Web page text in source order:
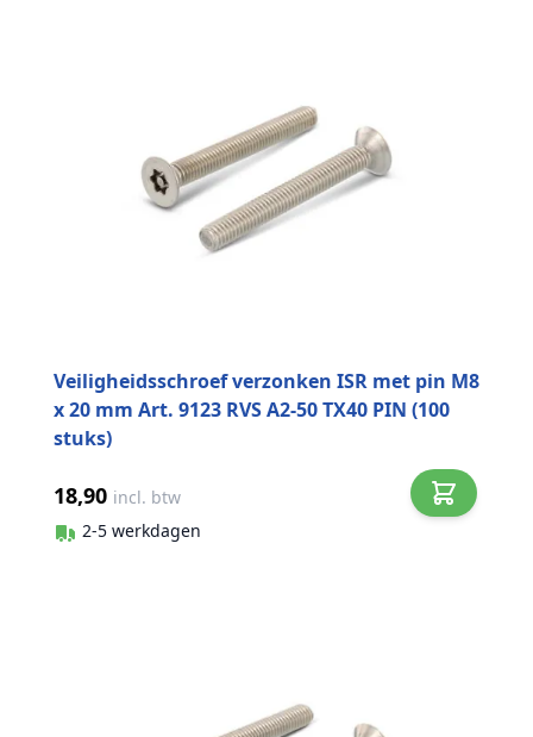
Veiligheidsschroef verzonken ISR met pin M8
x 20 mm Art. 9123 RVS A2-50 TX40 PIN (100
stuks)
18,90 incl. btw
2-5 werkdagen